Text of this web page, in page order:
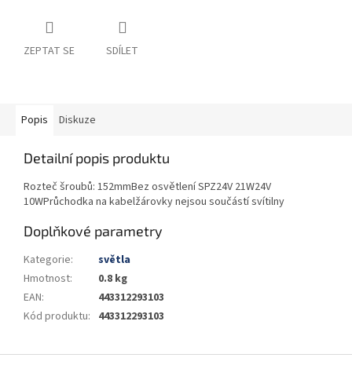
ZEPTAT SE SDÍLET
Popis Diskuze
Detailní popis produktu
Rozteč šroubů: 152mmBez osvětlení SPZ24V 21W24V
10WPrůchodka na kabelžárovky nejsou součástí svítilny
Doplňkové parametry
Kategorie:
světla
Hmotnost:
0.8 kg
EAN:
443312293103
Kód produktu: 443312293103